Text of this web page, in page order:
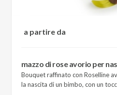
a partire da
mazzo di rose avorio per
Bouquet raffinato con Roselline
la nascita di un bimbo, con un